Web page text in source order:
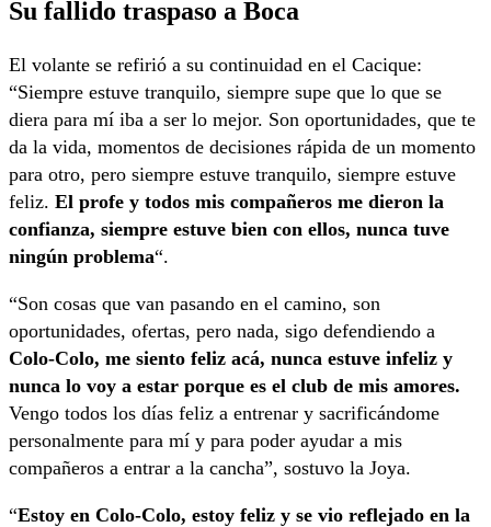
Su fallido traspaso a Boca
El volante se refirió a su continuidad en el Cacique:
“Siempre estuve tranquilo, siempre supe que lo que se
diera para mí iba a ser lo mejor. Son oportunidades, que te
da la vida, momentos de decisiones rápida de un momento
para otro, pero siempre estuve tranquilo, siempre estuve
feliz. El profe y todos mis compañeros me dieron la
confianza, siempre estuve bien con ellos, nunca tuve
ningún problema“.
“Son cosas que van pasando en el camino, son
oportunidades, ofertas, pero nada, sigo defendiendo a
Colo-Colo, me siento feliz acá, nunca estuve infeliz y
nunca lo voy a estar porque es el club de mis amores.
Vengo todos los días feliz a entrenar y sacrificándome
personalmente para mí y para poder ayudar a mis
compañeros a entrar a la cancha”, sostuvo la Joya.
“Estoy en Colo-Colo, estoy feliz y se vio reflejado en la